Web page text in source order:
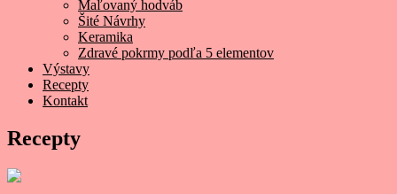
Maľovaný hodváb
Šité Návrhy
Keramika
Zdravé pokrmy podľa 5 elementov
Výstavy
Recepty
Kontakt
Recepty